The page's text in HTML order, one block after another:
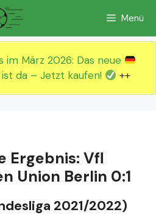
Menü
im März 2026: Das neue
da – Jetzt kaufen! ++
Ergebnis: Vfl
Union Berlin 0:1
2021/2022)